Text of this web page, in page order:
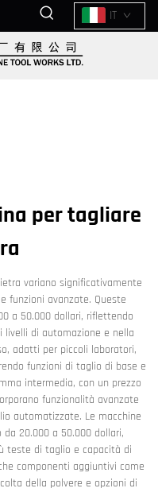
IT
per tagliare
variano significativamente
funzioni avanzate. Queste
a 50.000 dollari, riflettendo
livelli di automazione e nella
adatti per piccoli laboratori,
funzioni di taglio di base e
intermedia, con un prezzo
funzionalità avanzate
automatizzate. Le macchine
20.000 a 50.000 dollari,
teste di taglio e capacità di
componenti aggiuntivi come
della polvere e opzioni di